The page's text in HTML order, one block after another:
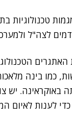
ולמערכת
באוקראינה. יש
לענות לאיום